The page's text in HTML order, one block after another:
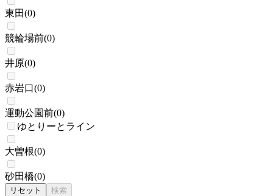
東田(0)
競輪場前(0)
井原(0)
赤岩口(0)
運動公園前(0)
ゆとりーとライン
大曽根(0)
砂田橋(0)
リセット 検索